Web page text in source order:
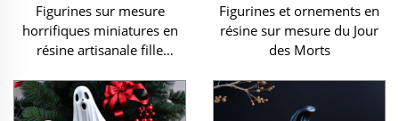
Figurines sur mesure
horrifiques miniatures en
résine artisanale fille
Figurines et ornements en
résine sur mesure du Jour
des Morts